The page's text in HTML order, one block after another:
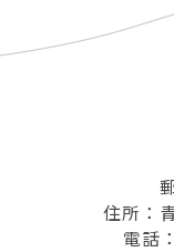
住所：
電話